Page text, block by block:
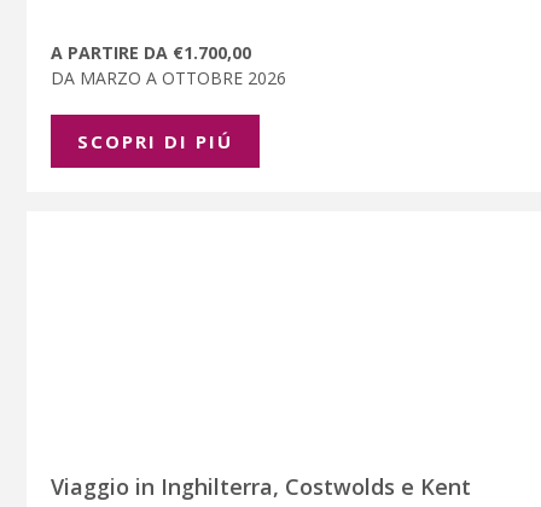
A PARTIRE DA €1.700,00
DA MARZO A OTTOBRE 2026
SCOPRI DI PIÚ
Viaggio in Inghilterra, Costwolds e Kent